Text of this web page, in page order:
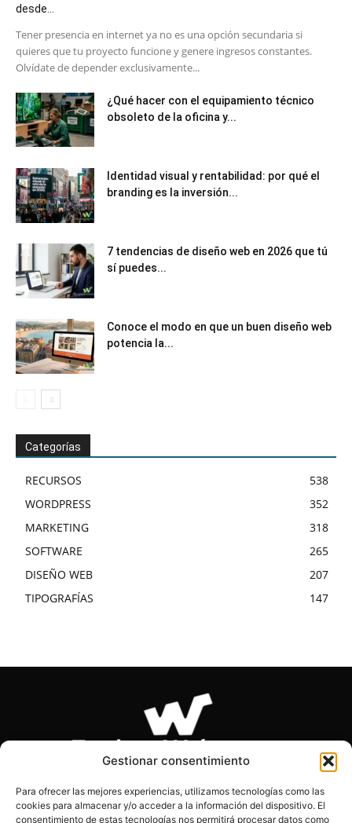
Gestionar consentimiento
Para ofrecer las mejores experiencias, utilizamos tecnologías como las
cookies para almacenar y/o acceder a la información del dispositivo. El
consentimiento de estas tecnologías nos permitirá procesar datos como
desde...
​Tener presencia en internet ya no es una opción secundaria si
quieres que tu proyecto funcione y genere ingresos constantes.
Olvídate de depender exclusivamente...
¿Qué hacer con el equipamiento técnico
obsoleto de la oficina y...
Identidad visual y rentabilidad: por qué el
branding es la inversión...
7 tendencias de diseño web en 2026 que tú
sí puedes...
Conoce el modo en que un buen diseño web
potencia la...
Categorías
RECURSOS
538
WORDPRESS
352
MARKETING
318
SOFTWARE
265
DISEÑO WEB
207
TIPOGRAFÍAS
147
SOBRE NOSOTROS